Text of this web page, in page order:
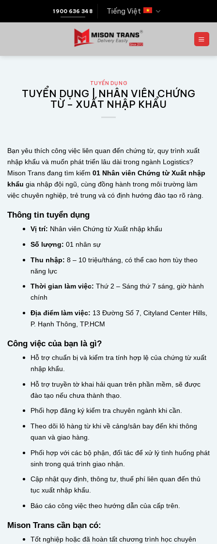
1900 636 348 Tiếng Việt
TUYỂN DỤNG
TUYỂN DỤNG | NHÂN VIÊN CHỨNG
TỪ – XUẤT NHẬP KHẨU
Bạn yêu thích công việc liên quan đến chứng từ, quy trình xuất
nhập khẩu và muốn phát triển lâu dài trong ngành Logistics?
Mison Trans đang tìm kiếm 01 Nhân viên Chứng từ Xuất nhập
khẩu gia nhập đội ngũ, cùng đồng hành trong môi trường làm
việc chuyên nghiệp, trẻ trung và có định hướng đào tạo rõ ràng.
Thông tin tuyển dụng
Vị trí: Nhân viên Chứng từ Xuất nhập khẩu
Số lượng: 01 nhân sự
Thu nhập: 8 – 10 triệu/tháng, có thể cao hơn tùy theo
năng lực
Thời gian làm việc: Thứ 2 – Sáng thứ 7 sáng, giờ hành
chính
Địa điểm làm việc: 13 Đường Số 7, Cityland Center Hills,
P. Hạnh Thông, TP.HCM
Công việc của bạn là gì?
Hỗ trợ chuẩn bị và kiểm tra tính hợp lệ của chứng từ xuất
nhập khẩu.
Hỗ trợ truyền tờ khai hải quan trên phần mềm, sẽ được
đào tạo nếu chưa thành thạo.
Phối hợp đăng ký kiểm tra chuyên ngành khi cần.
Theo dõi lô hàng từ khi về cảng/sân bay đến khi thông
quan và giao hàng.
Phối hợp với các bộ phận, đối tác để xử lý tình huống phát
sinh trong quá trình giao nhận.
Cập nhật quy định, thông tư, thuế phí liên quan đến thủ
tục xuất nhập khẩu.
Báo cáo công việc theo hướng dẫn của cấp trên.
Mison Trans cần bạn có:
Tốt nghiệp hoặc đã hoàn tất chương trình học chuyên